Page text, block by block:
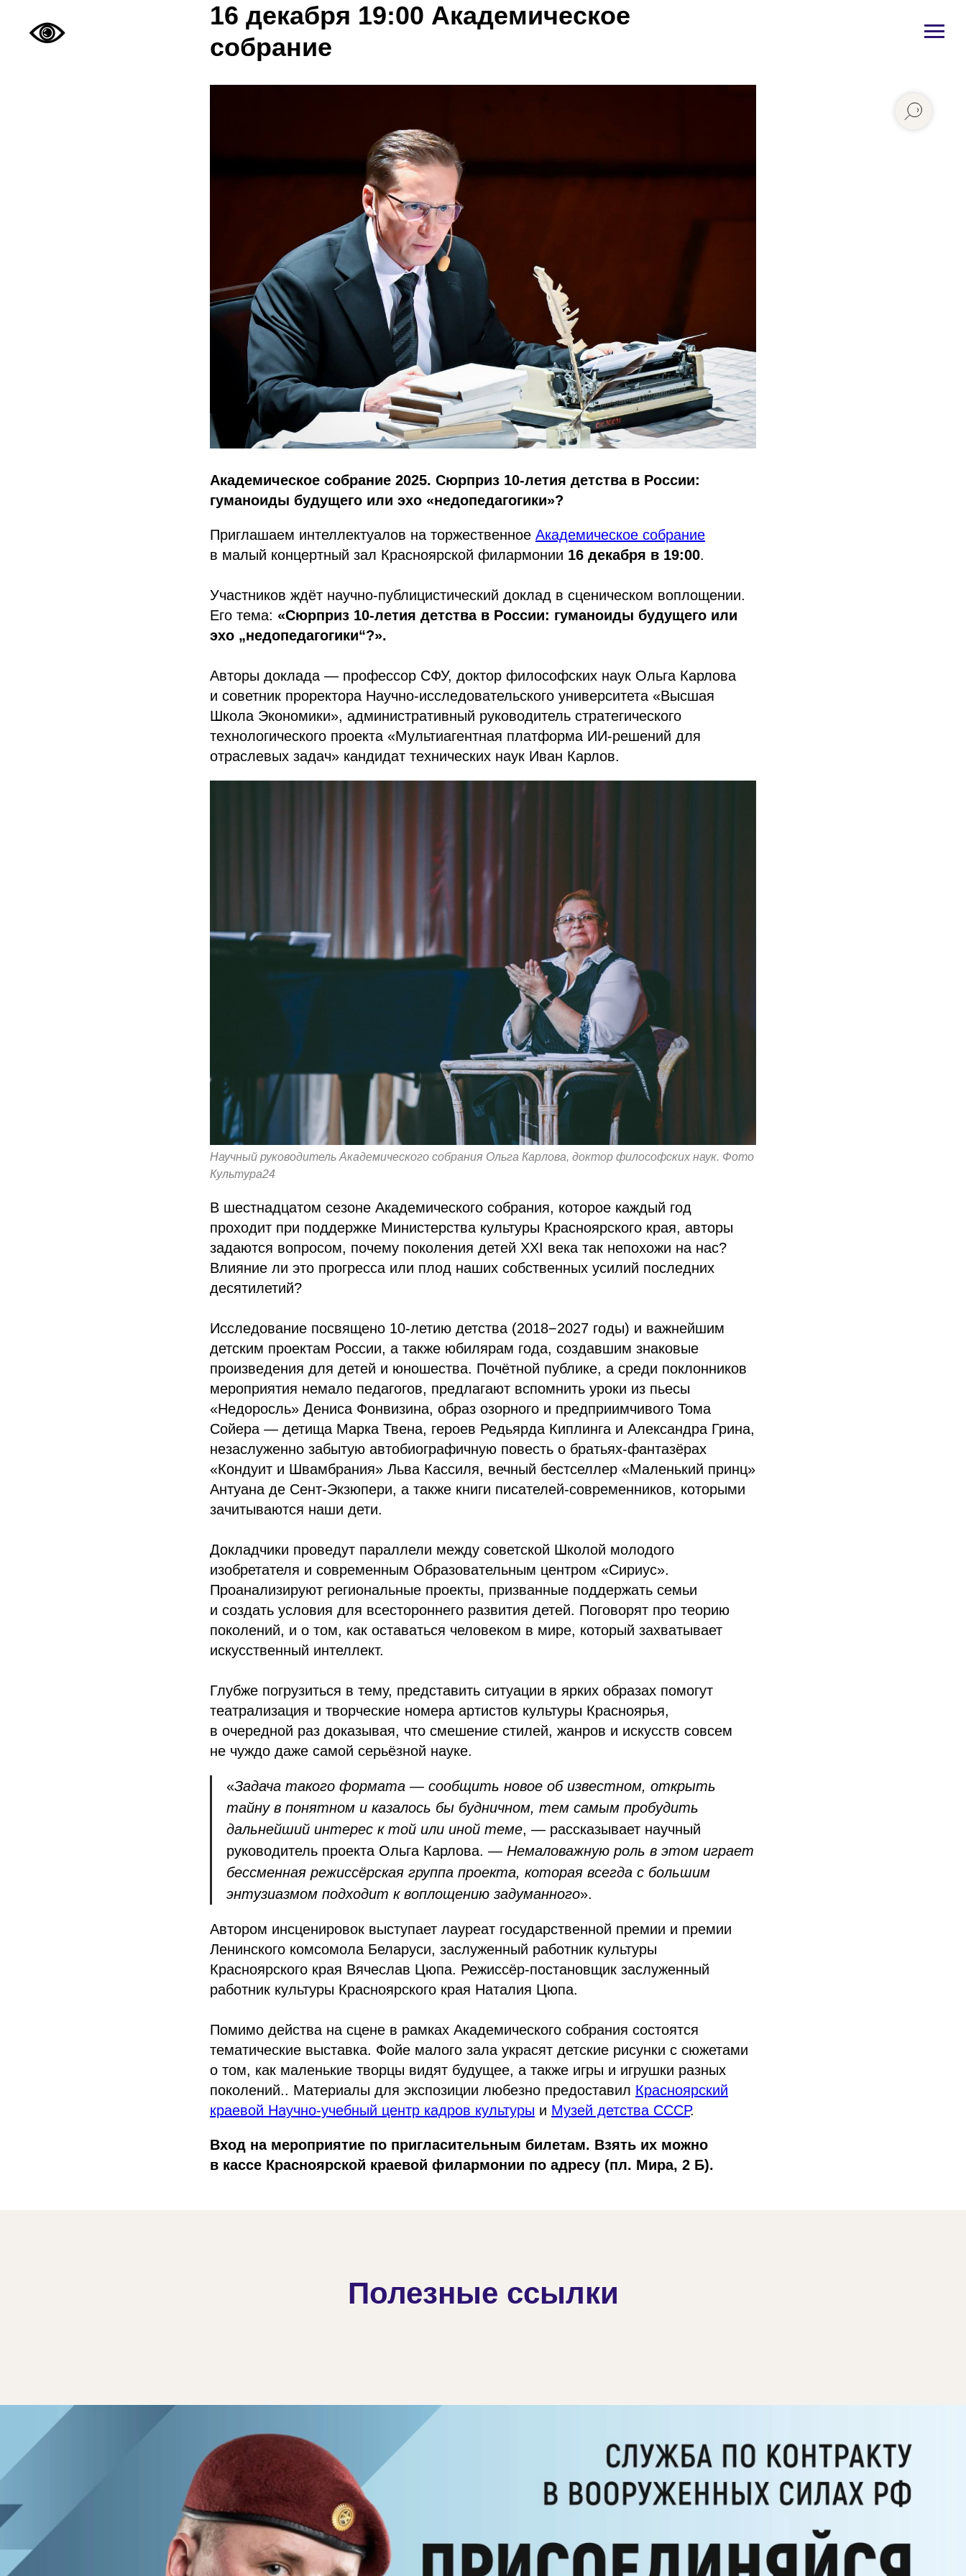
16 декабря 19:00 Академическое
собрание
Академическое собрание 2025. Сюрприз 10-летия детства в России:
гуманоиды будущего или эхо «недопедагогики»?
Приглашаем интеллектуалов на торжественное Академическое собрание
в малый концертный зал Красноярской филармонии 16 декабря в 19:00.
Участников ждёт научно-публицистический доклад в сценическом воплощении.
Его тема: «Сюрприз 10-летия детства в России: гуманоиды будущего или
эхо „недопедагогики“?».
Авторы доклада — профессор СФУ, доктор философских наук Ольга Карлова
и советник проректора Научно-исследовательского университета «Высшая
Школа Экономики», административный руководитель стратегического
технологического проекта «Мультиагентная платформа ИИ-решений для
отраслевых задач» кандидат технических наук Иван Карлов.
Научный руководитель Академического собрания Ольга Карлова, доктор философских наук. Фото
Культура24
В шестнадцатом сезоне Академического собрания, которое каждый год
проходит при поддержке Министерства культуры Красноярского края, авторы
задаются вопросом, почему поколения детей XXI века так непохожи на нас?
Влияние ли это прогресса или плод наших собственных усилий последних
десятилетий?
Исследование посвящено 10-летию детства (2018−2027 годы) и важнейшим
детским проектам России, а также юбилярам года, создавшим знаковые
произведения для детей и юношества. Почётной публике, а среди поклонников
мероприятия немало педагогов, предлагают вспомнить уроки из пьесы
«Недоросль» Дениса Фонвизина, образ озорного и предприимчивого Тома
Сойера — детища Марка Твена, героев Редьярда Киплинга и Александра Грина,
незаслуженно забытую автобиографичную повесть о братьях-фантазёрах
«Кондуит и Швамбрания» Льва Кассиля, вечный бестселлер «Маленький принц»
Антуана де Сент-Экзюпери, а также книги писателей-современников, которыми
зачитываются наши дети.
Докладчики проведут параллели между советской Школой молодого
изобретателя и современным Образовательным центром «Сириус».
Проанализируют региональные проекты, призванные поддержать семьи
и создать условия для всестороннего развития детей. Поговорят про теорию
поколений, и о том, как оставаться человеком в мире, который захватывает
искусственный интеллект.
Глубже погрузиться в тему, представить ситуации в ярких образах помогут
театрализация и творческие номера артистов культуры Красноярья,
в очередной раз доказывая, что смешение стилей, жанров и искусств совсем
не чуждо даже самой серьёзной науке.
«Задача такого формата — сообщить новое об известном, открыть
тайну в понятном и казалось бы будничном, тем самым пробудить
дальнейший интерес к той или иной теме, — рассказывает научный
руководитель проекта Ольга Карлова. — Немаловажную роль в этом играет
бессменная режиссёрская группа проекта, которая всегда с большим
энтузиазмом подходит к воплощению задуманного».
Автором инсценировок выступает лауреат государственной премии и премии
Ленинского комсомола Беларуси, заслуженный работник культуры
Красноярского края Вячеслав Цюпа. Режиссёр-постановщик заслуженный
работник культуры Красноярского края Наталия Цюпа.
Помимо действа на сцене в рамках Академического собрания состоятся
тематические выставка. Фойе малого зала украсят детские рисунки с сюжетами
о том, как маленькие творцы видят будущее, а также игры и игрушки разных
поколений.. Материалы для экспозиции любезно предоставил Красноярский
краевой Научно-учебный центр кадров культуры и Музей детства СССР.
Вход на мероприятие по пригласительным билетам. Взять их можно
в кассе Красноярской краевой филармонии по адресу (пл. Мира, 2 Б).
Полезные ссылки